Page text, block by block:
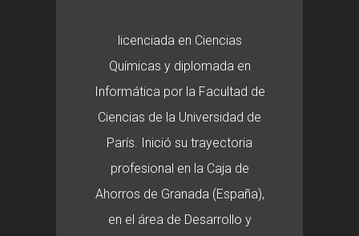
licenciada en Ciencias
Químicas y diplomada en
Informática por la Facultad de
Ciencias de la Universidad de
París. Inició su trayectoria
profesional en la Caja de
Ahorros de Granada (España),
en el área de Desarrollo y